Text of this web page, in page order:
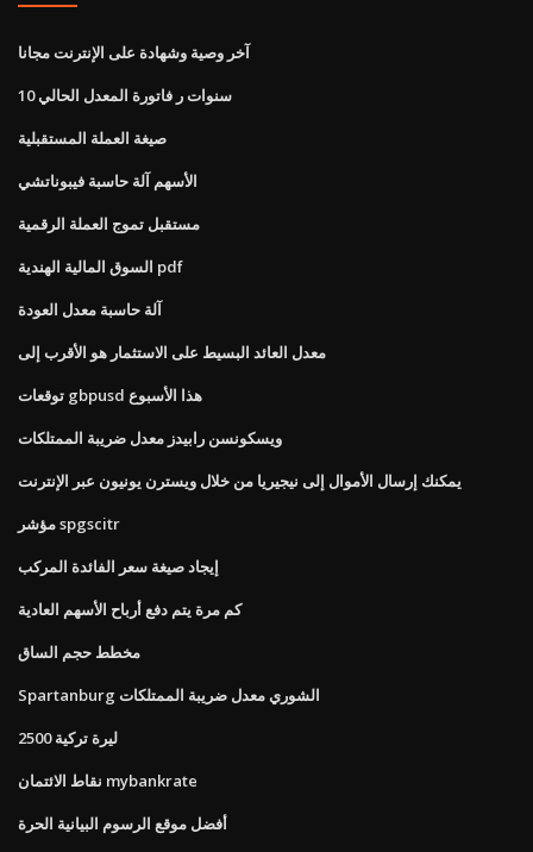
آخر وصية وشهادة على الإنترنت مجانا
10 سنوات ر فاتورة المعدل الحالي
صيغة العملة المستقبلية
الأسهم آلة حاسبة فيبوناتشي
مستقبل تموج العملة الرقمية
السوق المالية الهندية pdf
آلة حاسبة معدل العودة
معدل العائد البسيط على الاستثمار هو الأقرب إلى
توقعات gbpusd هذا الأسبوع
ويسكونسن رابيدز معدل ضريبة الممتلكات
يمكنك إرسال الأموال إلى نيجيريا من خلال ويسترن يونيون عبر الإنترنت
مؤشر spgscitr
إيجاد صيغة سعر الفائدة المركب
كم مرة يتم دفع أرباح الأسهم العادية
مخطط حجم الساق
Spartanburg الشوري معدل ضريبة الممتلكات
2500 ليرة تركية
نقاط الائتمان mybankrate
أفضل موقع الرسوم البيانية الحرة